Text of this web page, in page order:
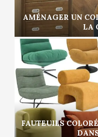
AMÉNAGER UN
LA
FAUTEUILS